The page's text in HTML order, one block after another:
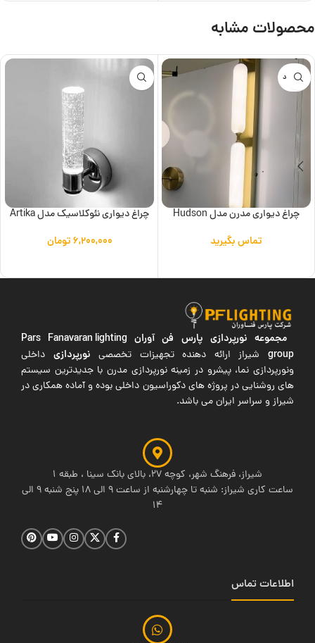
محصولات مشابه
ناموجود
چراغ دیواری مدرن مدل Hudson
تماس بگیرید
چراغ دیواری نئوکلاسیک مدل Artika
۶,۲۰۰,۰۰۰تومان
مجموعه نورپردازی پارس فن آوران Pars Fanavaran lighting
groupشیراز ارائه دهنده تجهیزات تخصصی نورپردازی داخلی
ونورپردازی نما، پیشرو در زمینه نورپردازی مدرن با جدیدترین سیستم
های روشنایی در پروژه های دکوراسیون داخلی بوده و آماده همکاری در
شیراز و سراسر ایران می باشد.
شیراز، فرهنگ شهر، کوچه 27، بالای بانک سینا ، طبقه 1
ساعت کاری شیراز: شنبه تا چهارشنبه از ساعت 9 الی 18 پنج شنبه 9 الی
14
اطلاعات تماس